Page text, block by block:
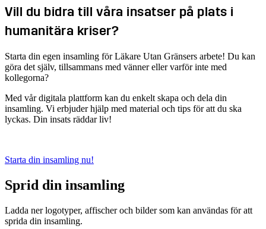
Vill du bidra till våra insatser på plats i
humanitära kriser?
Starta din egen insamling för Läkare Utan Gränsers arbete! Du kan
göra det själv, tillsammans med vänner eller varför inte med
kollegorna?
Med vår digitala plattform kan du enkelt skapa och dela din
insamling. Vi erbjuder hjälp med material och tips för att du ska
lyckas. Din insats räddar liv!
Starta din insamling nu!
Sprid din insamling
Ladda ner logotyper, affischer och bilder som kan användas för att
sprida din insamling.